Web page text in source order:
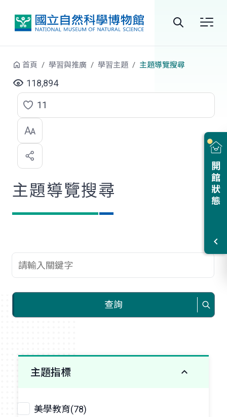
站
尋
開館狀態
首頁 學習與推廣 學習主題 主題導覽搜尋
118,894
點
選
喜
歡
11
主題導覽搜尋
查詢關鍵字
查詢
主題指標
美學教育(78)